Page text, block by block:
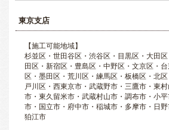
東京支店
【施工可能地域】
杉並区・世田谷区・渋谷区・目黒区・大田
田区・新宿区・豊島区・中野区・文京区・
区・墨田区・荒川区・練馬区・板橋区・北
戸川区・西東京市・武蔵野市・三鷹市・東
市・東久留米市・武蔵村山市・調布市・小
市・国立市・府中市・稲城市・多摩市・日
狛江市